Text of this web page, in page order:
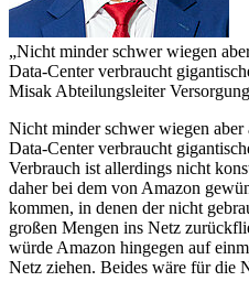
„Nicht minder schwer wiegen
Data-Center verbraucht
Misak Abteilungsleiter
Nicht minder schwer wiegen
Data-Center verbraucht
Verbrauch ist allerdings nicht
daher bei dem von Amazon
kommen, in denen der nicht
großen Mengen ins Netz
würde Amazon hingegen auf
Netz ziehen. Beides wäre für die